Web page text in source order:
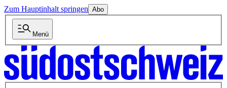
Zum Hauptinhalt springen Abo
Menü